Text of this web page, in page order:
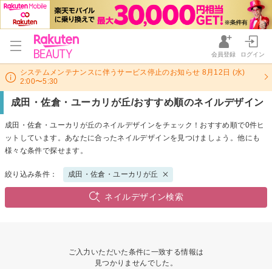
会員登録 ログイン
システムメンテナンスに伴うサービス停止のお知らせ 8月12日 (水)
2:00〜5:30
成田・佐倉・ユーカリが丘/おすすめ順のネイルデザイン
成田・佐倉・ユーカリが丘のネイルデザインをチェック！おすすめ順で0件ヒ
ットしています。あなたに合ったネイルデザインを見つけましょう。他にも
様々な条件で探せます。
絞り込み条件： 成田・佐倉・ユーカリが丘
ネイルデザイン検索
ご入力いただいた条件に一致する情報は
見つかりませんでした。